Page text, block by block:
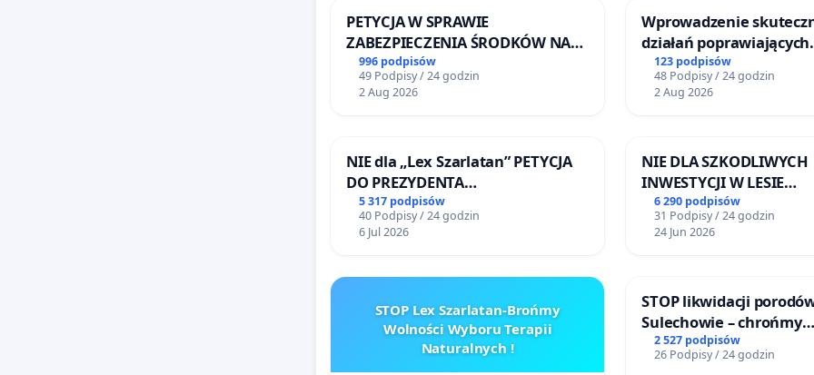
PETYCJA W SPRAWIE
ZABEZPIECZENIA ŚRODKÓW NA
FUNKCJONOWANIE SCHRONISKA
DLA BEZDOMNYCH ZWIERZĄT W
SKARYSZEWIE
996 podpisów
49 Podpisy / 24 godzin
2 Aug 2026
Wprowadzenie
działań poprawiających
bezpieczeństwo na ulicy
Żeromskiego w
123 podpisów
48 Podpisy / 24 godzin
2 Aug 2026
NIE dla „Lex Szarlatan” PETYCJA
DO PREZYDENTA
RZECZYPOSPOLITEJ POLSKIEJ
5 317 podpisów
40 Podpisy / 24 godzin
6 Jul 2026
NIE DLA SZKODLIWYCH
INWESTYCJI W LESIE
ŁAGIEWNICKIM I
6 290 podpisów
31 Podpisy / 24 godzin
24 Jun 2026
STOP Lex Szarlatan-Brońmy
Wolności Wyboru Terapii
Naturalnych !
STOP likwidacji
Sulechowie – chrońmy
bezpieczeństwo matek i
noworodków
2 527 podpisów
26 Podpisy / 24 godzin